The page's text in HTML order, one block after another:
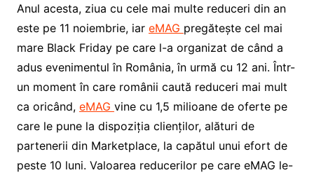
Anul acesta, ziua cu cele mai multe reduceri din an
este pe 11 noiembrie, iar eMAG pregătește cel mai
mare Black Friday pe care l-a organizat de când a
adus evenimentul în România, în urmă cu 12 ani. Într-
un moment în care românii caută reduceri mai mult
ca oricând, eMAG vine cu 1,5 milioane de oferte pe
care le pune la dispoziția clienților, alături de
partenerii din Marketplace, la capătul unui efort de
peste 10 luni. Valoarea reducerilor pe care eMAG le-